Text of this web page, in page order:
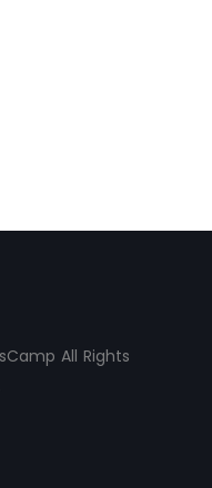
All Rights